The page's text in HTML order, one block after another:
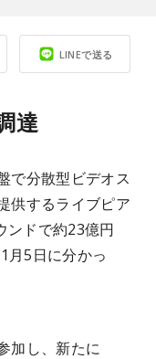
LINEで送る
達
で分散型ビデオス
供するライブピア
ンドで約23億円
月5日に分かっ
加し、新たに